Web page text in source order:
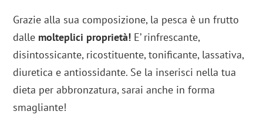
Grazie alla sua composizione, la pesca è un frutto
dalle molteplici proprietà! E’ rinfrescante,
disintossicante, ricostituente, tonificante, lassativa,
diuretica e antiossidante. Se la inserisci nella tua
dieta per abbronzatura, sarai anche in forma
smagliante!